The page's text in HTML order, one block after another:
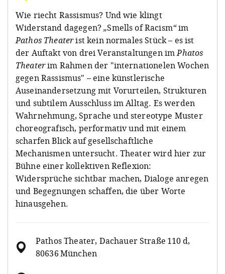
Wie riecht Rassismus? Und wie klingt
Widerstand dagegen?„Smells of Racism“im
Pathos Theaterist kein normales Stück – es ist
der Auftakt von drei Veranstaltungen imPhatos
Theaterim Rahmen der "internationelen Wochen
gegen Rassismus" – eine künstlerische
Auseinandersetzung mit Vorurteilen, Strukturen
und subtilem Ausschluss im Alltag. Es werden
Wahrnehmung, Sprache und stereotype Muster
choreografisch, performativ und mit einem
scharfen Blick auf gesellschaftliche
Mechanismen untersucht. Theater wird hier zur
Bühne einer kollektiven Reflexion:
Widersprüche sichtbar machen, Dialoge anregen
und Begegnungen schaffen, die über Worte
hinausgehen.
Pathos Theater, Dachauer Straße 110 d,
80636 München